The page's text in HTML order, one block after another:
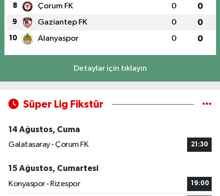
8 Çorum FK 0 0
9 Gaziantep FK 0 0
10 Alanyaspor 0 0
Detaylar için tıklayın
Süper Lig Fikstür
14 Ağustos, Cuma
Galatasaray - Çorum FK
21:30
15 Ağustos, Cumartesi
Konyaspor - Rizespor
19:00